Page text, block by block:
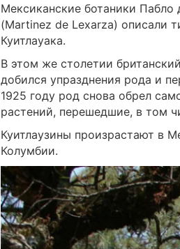
Мексиканские ботаники
(Martinez de Lexarza) описали
Куитлауака.
В этом же столетии
добился упразднения рода и
1925 году род снова обрел
растений, перешедшие, в том
Куитлаузины произрастают в
Колумбии.